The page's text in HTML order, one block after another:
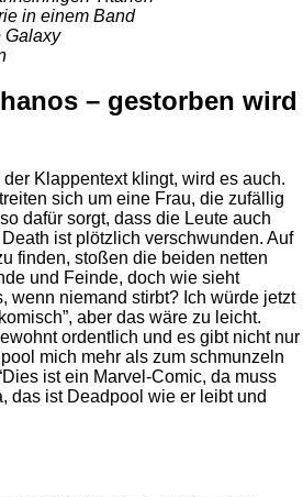
in einem Band
Galaxy
– gestorben wird
Klappentext klingt, wird es auch.
sich um eine Frau, die zufällig
dafür sorgt, dass die Leute auch
ist plötzlich verschwunden. Auf
finden, stoßen die beiden netten
und Feinde, doch wie sieht
wenn niemand stirbt? Ich würde jetzt
aber das wäre zu leicht.
ordentlich und es gibt nicht nur
mich mehr als zum schmunzeln
ist ein Marvel-Comic, da muss
das ist Deadpool wie er leibt und